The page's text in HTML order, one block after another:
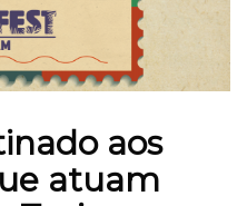
aos
atuam